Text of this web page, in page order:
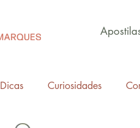
Dicas Curiosidades